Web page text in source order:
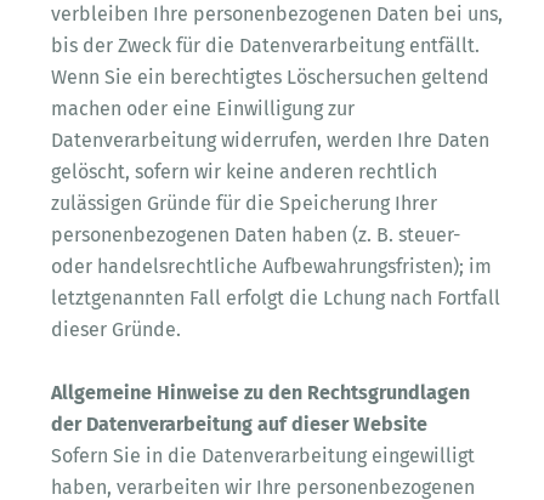
verbleiben Ihre personenbezogenen Daten bei uns,
bis der Zweck für die Datenverarbeitung entfällt.
Wenn Sie ein berechtigtes Löschersuchen geltend
machen oder eine Einwilligung zur
Datenverarbeitung widerrufen, werden Ihre Daten
gelöscht, sofern wir keine anderen rechtlich
zulässigen Gründe für die Speicherung Ihrer
personenbezogenen Daten haben (z. B. steuer-
oder handelsrechtliche Aufbewahrungsfristen); im
letztgenannten Fall erfolgt die Lchung nach Fortfall
dieser Gründe.
Allgemeine Hinweise zu den Rechtsgrundlagen
der Datenverarbeitung auf dieser Website
Sofern Sie in die Datenverarbeitung eingewilligt
haben, verarbeiten wir Ihre personenbezogenen